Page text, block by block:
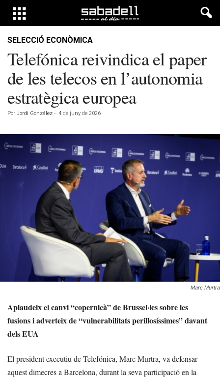
SELECCIÓ ECONÒMICA
Telefónica reivindica el paper
de les telecos en l’autonomia
estratègica europea
Por Jordi González - 4 de juny de 2026
Marc Murtra
Aplaudeix el canvi “copernicà” de Brussel·les sobre les
fusions i adverteix de “vulnerabilitats perillosíssimes” davant
dels EUA
El president executiu de Telefónica, Marc Murtra, va defensar
aquest dimecres a Barcelona, durant la seva participació en la